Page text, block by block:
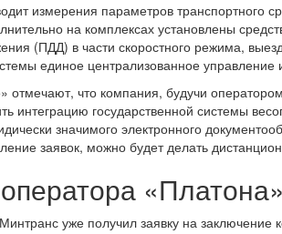
измерения параметров транспортного
на комплексах установлены
(ПДД) в части скоростного режима,
единое централизованное управление
отмечают, что компания, будучи
интеграцию государственной системы
значимого электронного
заявок, можно будет делать
«Платона»
уже получил заявку на